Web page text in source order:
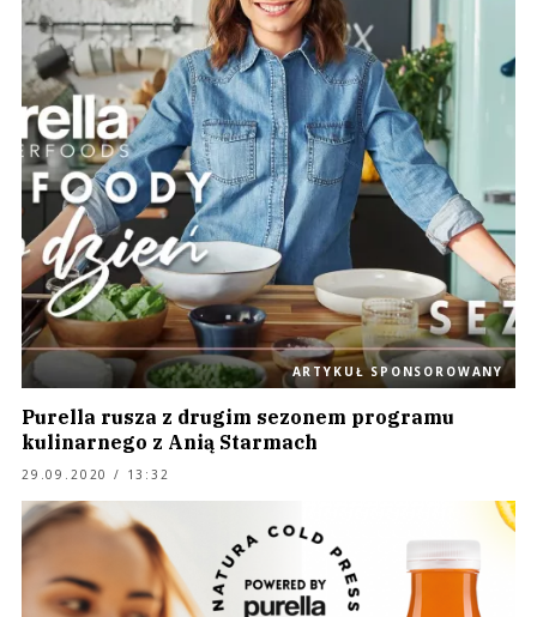
ARTYKUŁ SPONSOROWANY
Purella rusza z drugim sezonem programu
kulinarnego z Anią Starmach
29.09.2020 / 13:32